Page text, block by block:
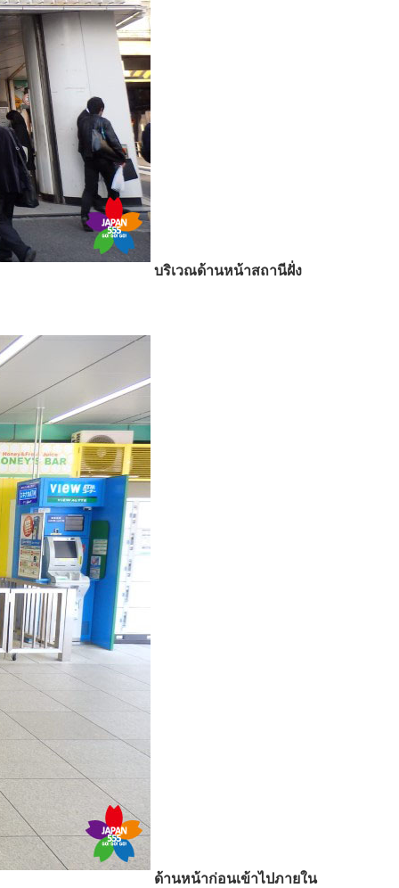
บริเวณด้านหน้าสถานีฝั่ง
ด้านหน้าก่อนเข้าไปภายใน